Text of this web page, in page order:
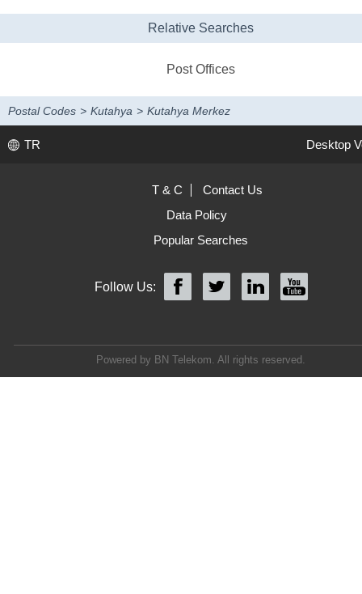
Relative Searches
Post Offices
Postal Codes > Kutahya > Kutahya Merkez
TR Desktop
T & C
Contact Us
Data Policy
Popular Searches
Follow Us:
Powered by BN Telekom. All rights reserved.